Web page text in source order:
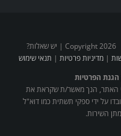
2026 | MusicID | All Rights Reserved | יש שאלות?
| מדיניות פרטיות | תנאי שימוש
האתר, הנך מאשר/ת שקראת את
על ידי ספקי תשתית כמו דוא"ל
השירות.